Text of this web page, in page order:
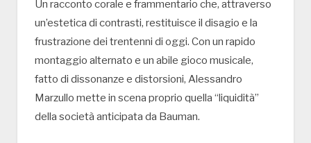
Un racconto corale e frammentario che, attraverso
un’estetica di contrasti, restituisce il disagio e la
frustrazione dei trentenni di oggi. Con un rapido
montaggio alternato e un abile gioco musicale,
fatto di dissonanze e distorsioni, Alessandro
Marzullo mette in scena proprio quella “liquidità”
della società anticipata da Bauman.